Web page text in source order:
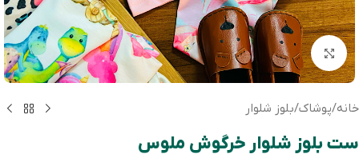
بزرگنمایی تصویر
خانه/پوشاک/بلوز شلوار
ست بلوز شلوار خرگوش ملوس